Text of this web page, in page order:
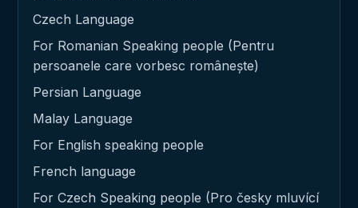
Czech Language
For Romanian Speaking people (Pentru
persoanele care vorbesc românește)
Persian Language
Malay Language
For English speaking people
French language
For Czech Speaking people (Pro česky mluvící